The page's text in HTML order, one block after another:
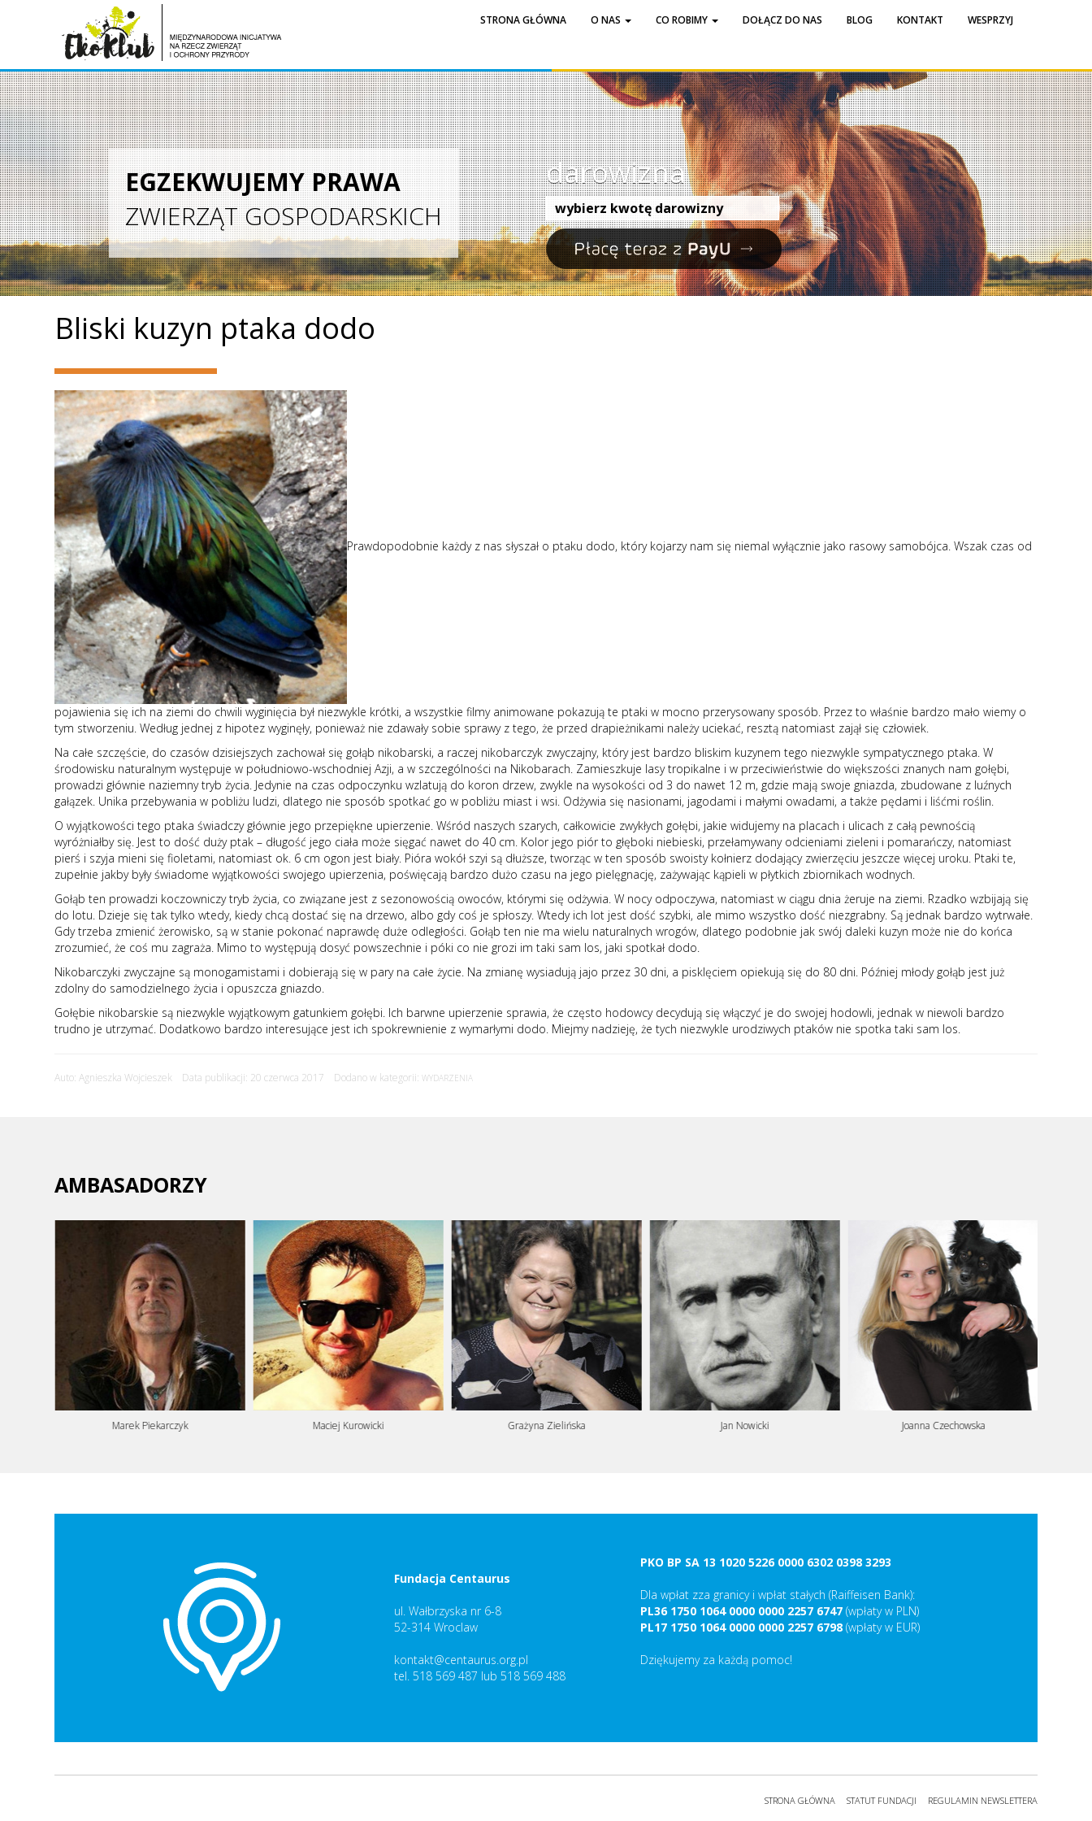
STRONA GŁÓWNA O NAS CO ROBIMY DOŁĄCZ DO NAS BLOG KONTAKT WESPRZYJ
darowizna
wybierz kwotę darowizny
EGZEKWUJEMY PRAWA
ZWIERZĄT GOSPODARSKICH
Bliski kuzyn ptaka dodo
Prawdopodobnie każdy z nas słyszał o ptaku dodo, który kojarzy nam się niemal wyłącznie jako rasowy samobójca. Wszak czas od
pojawienia się ich na ziemi do chwili wyginięcia był niezwykle krótki, a wszystkie filmy animowane pokazują te ptaki w mocno przerysowany sposób. Przez to właśnie bardzo mało wiemy o
tym stworzeniu. Według jednej z hipotez wyginęły, ponieważ nie zdawały sobie sprawy z tego, że przed drapieżnikami należy uciekać, resztą natomiast zajął się człowiek.
Na całe szczęście, do czasów dzisiejszych zachował się gołąb nikobarski, a raczej nikobarczyk zwyczajny, który jest bardzo bliskim kuzynem tego niezwykle sympatycznego ptaka. W
środowisku naturalnym występuje w południowo-wschodniej Azji, a w szczególności na Nikobarach. Zamieszkuje lasy tropikalne i w przeciwieństwie do większości znanych nam gołębi,
prowadzi głównie naziemny tryb życia. Jedynie na czas odpoczynku wzlatują do koron drzew, zwykle na wysokości od 3 do nawet 12 m, gdzie mają swoje gniazda, zbudowane z luźnych
gałązek. Unika przebywania w pobliżu ludzi, dlatego nie sposób spotkać go w pobliżu miast i wsi. Odżywia się nasionami, jagodami i małymi owadami, a także pędami i liśćmi roślin.
O wyjątkowości tego ptaka świadczy głównie jego przepiękne upierzenie. Wśród naszych szarych, całkowicie zwykłych gołębi, jakie widujemy na placach i ulicach z całą pewnością
wyróżniałby się. Jest to dość duży ptak – długość jego ciała może sięgać nawet do 40 cm. Kolor jego piór to głęboki niebieski, przełamywany odcieniami zieleni i pomarańczy, natomiast
pierś i szyja mieni się fioletami, natomiast ok. 6 cm ogon jest biały. Pióra wokół szyi są dłuższe, tworząc w ten sposób swoisty kołnierz dodający zwierzęciu jeszcze więcej uroku. Ptaki te,
zupełnie jakby były świadome wyjątkowości swojego upierzenia, poświęcają bardzo dużo czasu na jego pielęgnację, zażywając kąpieli w płytkich zbiornikach wodnych.
Gołąb ten prowadzi koczowniczy tryb życia, co związane jest z sezonowością owoców, którymi się odżywia. W nocy odpoczywa, natomiast w ciągu dnia żeruje na ziemi. Rzadko wzbijają się
do lotu. Dzieje się tak tylko wtedy, kiedy chcą dostać się na drzewo, albo gdy coś je spłoszy. Wtedy ich lot jest dość szybki, ale mimo wszystko dość niezgrabny. Są jednak bardzo wytrwałe.
Gdy trzeba zmienić żerowisko, są w stanie pokonać naprawdę duże odległości. Gołąb ten nie ma wielu naturalnych wrogów, dlatego podobnie jak swój daleki kuzyn może nie do końca
zrozumieć, że coś mu zagraża. Mimo to występują dosyć powszechnie i póki co nie grozi im taki sam los, jaki spotkał dodo.
Nikobarczyki zwyczajne są monogamistami i dobierają się w pary na całe życie. Na zmianę wysiadują jajo przez 30 dni, a pisklęciem opiekują się do 80 dni. Później młody gołąb jest już
zdolny do samodzielnego życia i opuszcza gniazdo.
Gołębie nikobarskie są niezwykle wyjątkowym gatunkiem gołębi. Ich barwne upierzenie sprawia, że często hodowcy decydują się włączyć je do swojej hodowli, jednak w niewoli bardzo
trudno je utrzymać. Dodatkowo bardzo interesujące jest ich spokrewnienie z wymarłymi dodo. Miejmy nadzieję, że tych niezwykle urodziwych ptaków nie spotka taki sam los.
Auto: Agnieszka Wojcieszek Data publikacji: 20 czerwca 2017 Dodano w kategorii:WYDARZENIA
AMBASADORZY
Marek Piekarczyk Maciej Kurowicki Grażyna Zielińska Jan Nowicki Joanna Czechowska
Fundacja Centaurus
ul. Wałbrzyska nr 6-8
52-314 Wroclaw
kontakt@centaurus.org.pl
tel. 518 569 487 lub 518 569 488
PKO BP SA 13 1020 5226 0000 6302 0398 3293
Dla wpłat zza granicy i wpłat stałych (Raiffeisen Bank):
PL36 1750 1064 0000 0000 2257 6747(wpłaty w PLN)
PL17 1750 1064 0000 0000 2257 6798(wpłaty w EUR)
Dziękujemy za każdą pomoc!
STRONA GŁÓWNA STATUT FUNDACJI REGULAMIN NEWSLETTERA